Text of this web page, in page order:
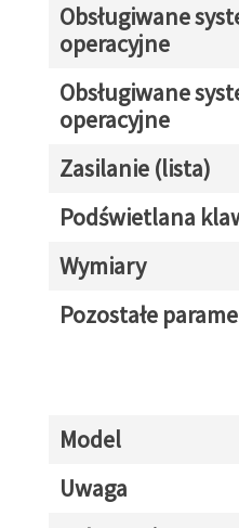
Obsługiwane
operacyjne
Obsługiwane
operacyjne
Zasilanie (lista)
Podświetlana
Wymiary
Pozostałe
Model
Uwaga